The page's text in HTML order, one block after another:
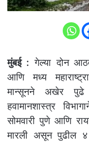
मुंबई : गेल्या दोन
आणि मध्य
मान्सूनने अखेर पुढे
हवामानशास्त्र
सोमवारी पुणे आणि
मारली असून पुढील